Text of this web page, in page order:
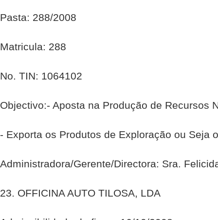
Pasta: 288/2008
Matricula: 288
No. TIN: 1064102
Objectivo:- Aposta na Produção de Recursos
- Exporta os Produtos de Exploração ou Seja
Administradora/Gerente/Directora: Sra.
23. OFFICINA AUTO TILOSA, LDA